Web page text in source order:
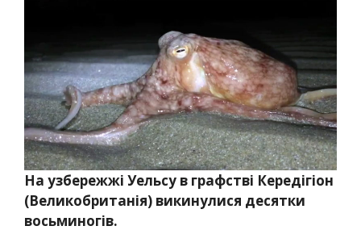
На узбережжі Уельсу в графстві Кередігіон
(Великобританія) викинулися десятки
восьминогів.